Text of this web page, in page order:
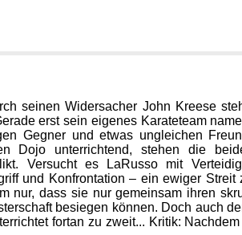
seinen Widersacher John Kreese
erst sein eigenes Karateteam
Gegner und etwas ungleichen
Dojo unterrichtend, stehen die
Versucht es LaRusso mit
und Konfrontation – ein ewiger Streit
nur, dass sie nur gemeinsam ihren
besiegen können. Doch auch
fortan zu zweit... Kritik: